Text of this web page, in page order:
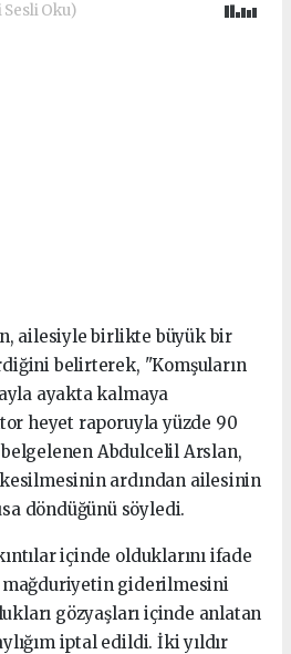
Sesli Oku)
ailesiyle birlikte büyük bir
belirterek, "Komşuların
ayakta kalmaya
heyet raporuyla yüzde 90
Abdulcelil Arslan,
kesilmesinin ardından ailesinin
döndüğünü söyledi.
içinde olduklarını ifade
mağduriyetin giderilmesini
gözyaşları içinde anlatan
iptal edildi. İki yıldır